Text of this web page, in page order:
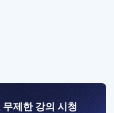
제한 강의 시청